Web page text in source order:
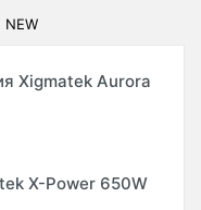
NEW
Xigmatek Aurora
X-Power 650W